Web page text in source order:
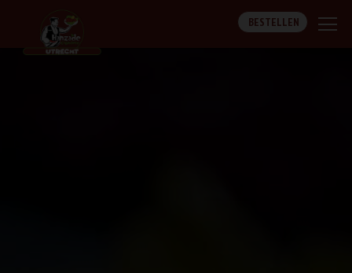
BESTELLEN